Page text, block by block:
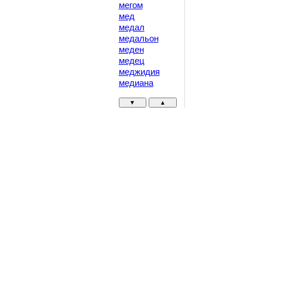
мегом
мед
медал
медальон
меден
медец
меджидия
медиана
▼ ▲